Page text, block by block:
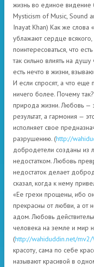
жизнь во единое видение
Mysticism of Music, Sound
Inayat Khan) Как же слова
ублажают сердце
поинтересоваться, что
так сильно влиять на
есть нечто в жизни,
И если спросят, а что еще
ничего более. Почему
природа жизни. Любовь —
результат, а гармония —
исполняет свое
разрушению. (http://
добродетели созданы из
недостатком. Любовь
недостаток делает
сказал, когда к нему
«Ее грехи прощены, ибо
прекрасны от любви, а от
адом. Любовь
человека на земле и мир
(http://wahiduddin.net/mv2/
красоту, сама по себе
называют красивой в